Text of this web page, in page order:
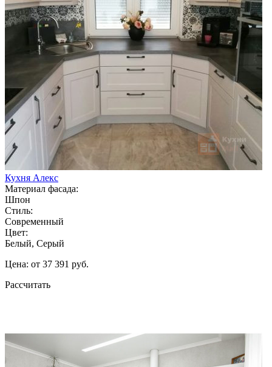
Кухня Алекс
Материал фасада:
Шпон
Стиль:
Современный
Цвет:
Белый, Серый
Цена: от 37 391 руб.
Рассчитать